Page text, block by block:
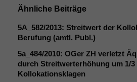
Ähnliche Beiträge
5A_582/2013: Streitwert der
Berufung (amtl. Publ.)
5a_484/2010: OGer ZH verletzt
durch Streitwerterhöhung um 1/3
Kollokationsklagen